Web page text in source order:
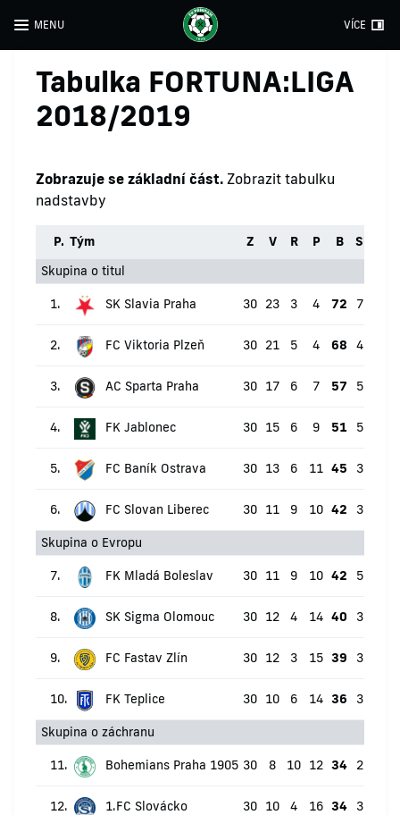
MENU VÍCE
Tabulka FORTUNA:LIGA
2018/2019
Zobrazuje se základní část. Zobrazit tabulku
nadstavby
P. Tým Z V R P B Skóre
Skupina o titul
1. SK Slavia Praha 30 23 3 4 72 72:23
2. FC Viktoria Plzeň 30 21 5 4 68 47:27
3. AC Sparta Praha 30 17 6 7 57 52:27
4. FK Jablonec 30 15 6 9 51 53:26
5. FC Baník Ostrava 30 13 6 11 45 38:36
6. FC Slovan Liberec 30 11 9 10 42 33:28
Skupina o Evropu
7. FK Mladá Boleslav 30 11 9 10 42 52:44
8. SK Sigma Olomouc 30 12 4 14 40 37:43
9. FC Fastav Zlín 30 12 3 15 39 32:40
10. FK Teplice 30 10 6 14 36 32:42
Skupina o záchranu
11. Bohemians Praha 1905 30 8 10 12 34 29:37
12. 1.FC Slovácko 30 10 4 16 34 32:45